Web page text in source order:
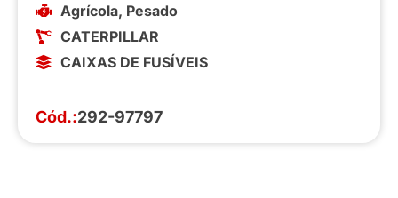
Agrícola, Pesado
CATERPILLAR
CAIXAS DE FUSÍVEIS
Cód.:292-97797